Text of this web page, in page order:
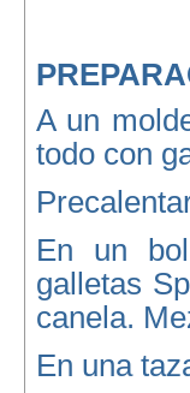
A un
todo con
En un
galletas
canela.
En una